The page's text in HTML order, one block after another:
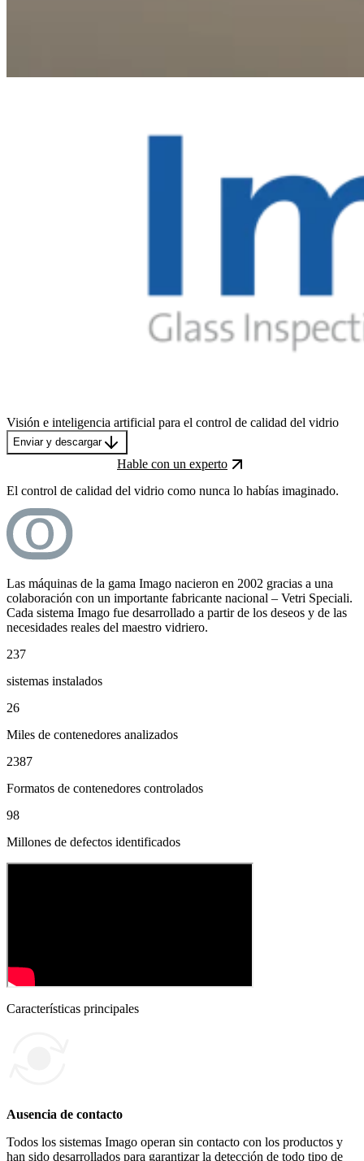
Visión e inteligencia artificial para el control de calidad del vidrio
Enviar y descargar
Hable con un experto
El control de calidad del vidrio como nunca lo habías imaginado.
Las máquinas de la gama Imago nacieron en 2002 gracias a una
colaboración con un importante fabricante nacional – Vetri Speciali.
Cada sistema Imago fue desarrollado a partir de los deseos y de las
necesidades reales del maestro vidriero.
237
sistemas instalados
26
Miles de contenedores analizados
2387
Formatos de contenedores controlados
98
Millones de defectos identificados
Características principales
Ausencia de contacto
Todos los sistemas Imago operan sin contacto con los productos y
han sido desarrollados para garantizar la detección de todo tipo de